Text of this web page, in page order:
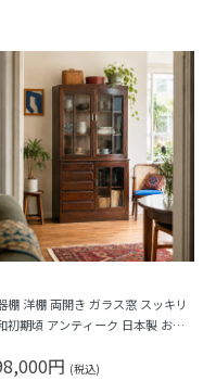
棚 洋棚 両開き ガラス窓 スッキリ
初期頃 アンティーク 日本製 おし
円 (税込)